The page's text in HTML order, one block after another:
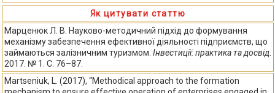
Як цитувати статтю
Марценюк Л. В. Науково-методичний підхід до формування
механізму забезпечення ефективної діяльності підприємств, що
займаються залізничним туризмом. Інвестиції: практика та досвід
2017. № 1. С. 76–87.
Martseniuk, L. (2017), “Methodical approach to the formation